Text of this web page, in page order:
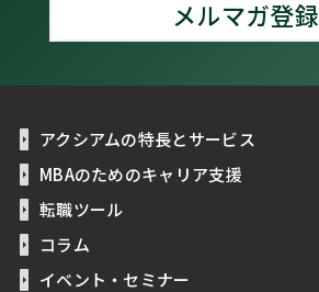
メルマガ登録
アクシアムの特長とサービス
MBAのためのキャリア支援
転職ツール
コラム
イベント・セミナー